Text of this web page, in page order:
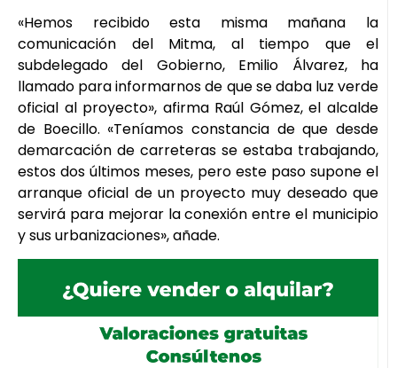
«Hemos recibido esta misma mañana la
comunicación del Mitma, al tiempo que el
subdelegado del Gobierno, Emilio Álvarez, ha
llamado para informarnos de que se daba luz verde
oficial al proyecto», afirma Raúl Gómez, el alcalde
de Boecillo. «Teníamos constancia de que desde
demarcación de carreteras se estaba trabajando,
estos dos últimos meses, pero este paso supone el
arranque oficial de un proyecto muy deseado que
servirá para mejorar la conexión entre el municipio
y sus urbanizaciones», añade.